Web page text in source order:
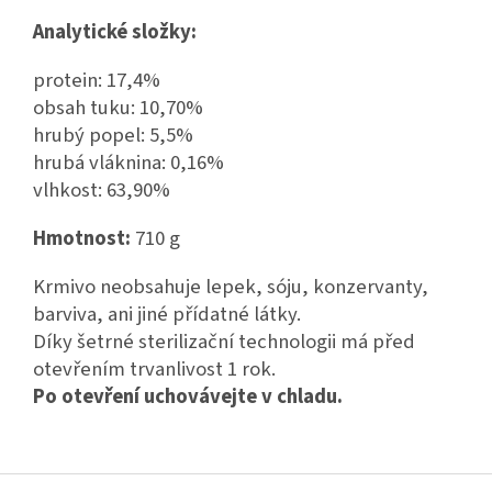
Analytické složky:
protein: 17,4%
obsah tuku: 10,70%
hrubý popel: 5,5%
hrubá vláknina: 0,16%
vlhkost: 63,90%
Hmotnost: 710 g
Krmivo neobsahuje lepek, sóju, konzervanty,
barviva, ani jiné přídatné látky.
Díky šetrné sterilizační technologii má před
otevřením trvanlivost 1 rok.
Po otevření uchovávejte v chladu.